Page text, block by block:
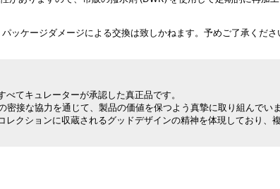
ッケージダメージによる交換は致しかねます。予めご了承くださ
てキュレーターが承認した真正品です。
密接な協力を通じて、製品の価値を保つよう真摯に取り組んでい
レクションに収蔵されるグッドデザインの精神を体現しており、